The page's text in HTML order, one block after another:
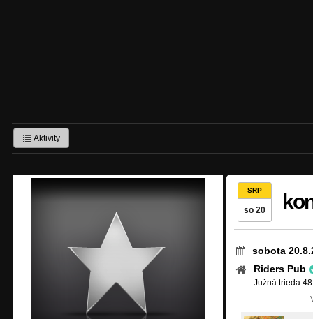
Aktivity
SRP
so 20
sobota
Riders Pub
Južná trieda